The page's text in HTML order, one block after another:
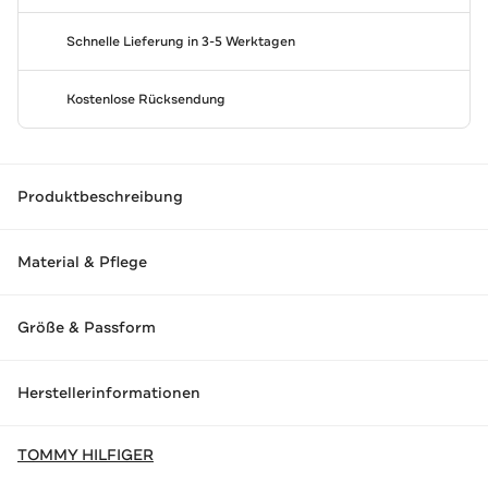
Schnelle Lieferung in 3-5 Werktagen
Kostenlose Rücksendung
Produktbeschreibung
Material & Pflege
Größe & Passform
Herstellerinformationen
TOMMY HILFIGER